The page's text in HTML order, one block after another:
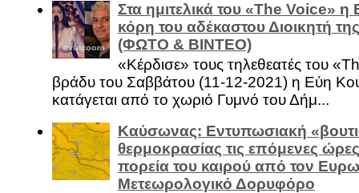
Στα ημιτελικά του «The Voice»
κόρη του αδέκαστου Διοικητή
(ΦΩΤΟ & ΒΙΝΤΕΟ)
«Κέρδισε» τους τηλεθεατές του
βράδυ του Σαββάτου (11-12-2021) η Εύη
κατάγεται από το χωριό Γυμνό του Δήμ...
Καύσωνας: Εντυπωσιακή
θερμοκρασίας τις επόμενες
πορεία του καιρού από τον
Μετεωρολογικό Δορυφόρο